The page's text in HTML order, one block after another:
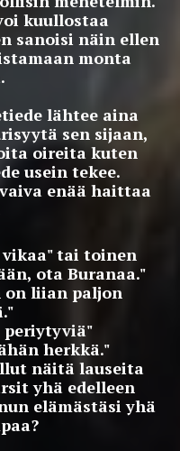
kuullostaa
sanoisi näin ellen
monta
lähtee aina
sen sijaan,
oireita kuten
usein tekee.
enää haittaa
vikaa" tai toinen
ota Buranaa."
on liian paljon
periytyviä"
herkkä."
näitä lauseita
yhä edelleen
elämästäsi yhä